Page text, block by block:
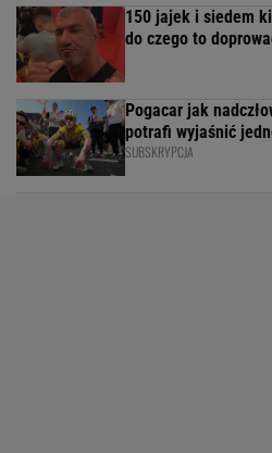
150 jajek i siedem
do czego to
Pogacar jak
potrafi wyjaśnić
SUBSKRYPCJA